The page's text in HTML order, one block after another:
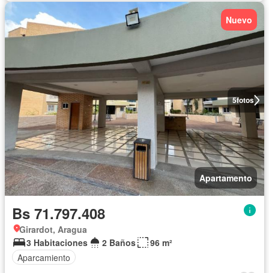
5fotos
Nuevo
Apartamento
Bs 71.797.408
Girardot, Aragua
3 Habitaciones
2 Baños
96 m²
Aparcamiento